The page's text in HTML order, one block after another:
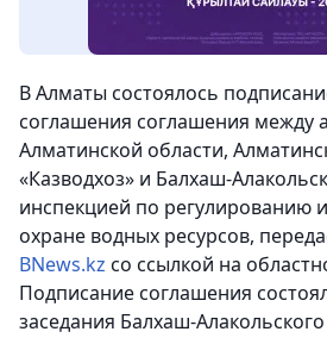
В Алматы состоялось
соглашения соглашения между
Алматинской области,
«Казводхоз» и Балхаш-
инспекцией по регулированию
охране водных ресурсов,
BNews.kz со ссылкой на
Подписание соглашения
заседания Балхаш-